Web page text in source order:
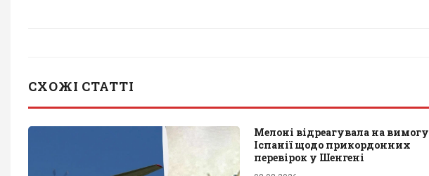
СХОЖІ СТАТТІ
Мелоні відреагувала на вимогу
Іспанії щодо прикордонних
перевірок у Шенгені